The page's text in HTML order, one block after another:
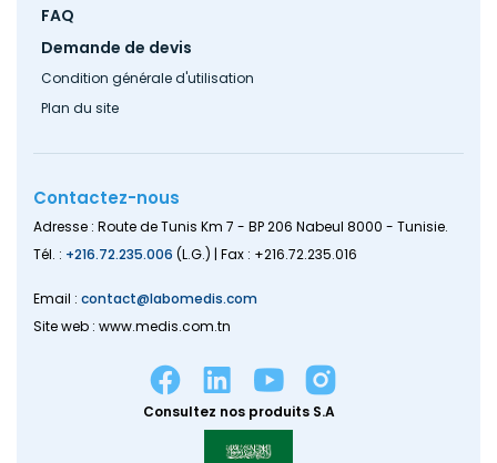
FAQ
Demande de devis
Condition générale d'utilisation
Plan du site
Contactez-nous
Adresse : Route de Tunis Km 7 - BP 206 Nabeul 8000 - Tunisie.
Tél. : +216.72.235.006 (L.G.) | Fax : +216.72.235.016
Email : contact@labomedis.com
Site web : www.medis.com.tn
Consultez nos produits S.A